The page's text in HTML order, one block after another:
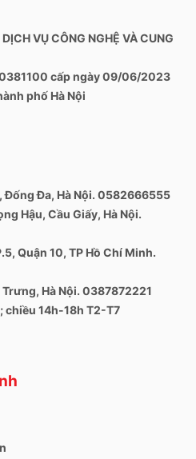
VỤ CÔNG NGHỆ VÀ CUNG
cấp ngày 09/06/2023
phố Hà Nội
Đống Đa, Hà Nội. 0582666555
Hậu, Cầu Giấy, Hà Nội.
Quận 10, TP Hồ Chí Minh.
Trưng, Hà Nội. 0387872221
chiều 14h-18h T2-T7